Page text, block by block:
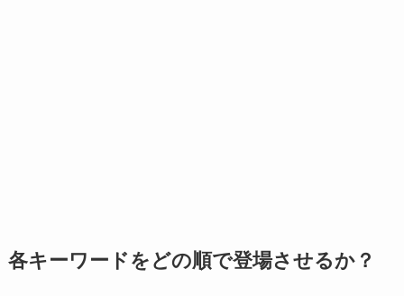
各キーワードをどの順で登場させるか？